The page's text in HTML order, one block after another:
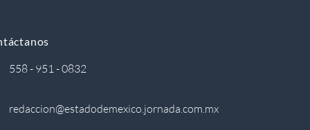
558 - 951 - 0832
redaccion@estadodemexico.jornada.com.mx